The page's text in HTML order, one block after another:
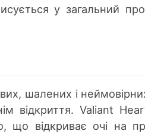
у загальний
шалених і
відкриття. Valiant
що відкриває очі на